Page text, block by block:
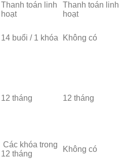
Thanh toán linh
hoạt
Thanh toán linh
hoạt
14 buổi / 1 khóa Không có
12 tháng 12 tháng
Các khóa trong
12 tháng
Không có